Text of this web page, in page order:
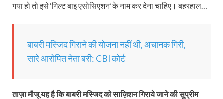
गया हो तो इसे ‘गिल्ट बाइ एसोसिएशन’ के नाम कर देना चाहिए। बहरहाल…
बाबरी मस्जिद गिराने की योजना नहीं थी, अचानक गिरी,
सारे आरोपित नेता बरी: CBI कोर्ट
ताज़ा मौजू यह है कि बाबरी मस्जिद को साज़िशन गिराये जाने की सुप्रीम